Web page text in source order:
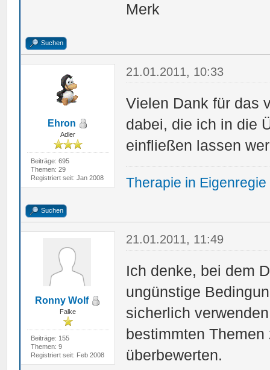
Merk
Suchen
Ehron
Adler
Beiträge: 695
Themen: 29
Registriert seit: Jan 2008
21.01.2011, 10:33
Vielen Dank für das
dabei, die ich in die
einfließen lassen
Therapie in
Suchen
Ronny Wolf
Falke
Beiträge: 155
Themen: 9
Registriert seit: Feb 2008
21.01.2011, 11:49
Ich denke, bei dem
ungünstige
sicherlich
bestimmten
überbewerten.